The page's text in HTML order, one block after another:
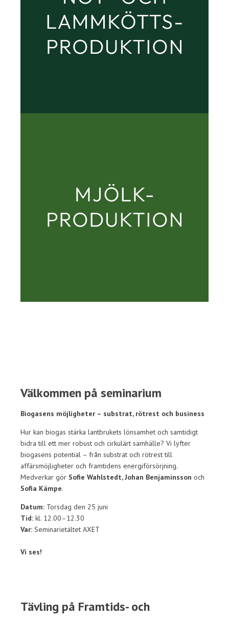
Välkommen på seminarium
Biogasens möjligheter – substrat, rötrest och business
Hur kan biogas stärka lantbrukets lönsamhet och samtidigt
bidra till ett mer robust och cirkulärt samhälle? Vi lyfter
biogasens potential – från substrat och rötrest till
affärsmöjligheter och framtidens energiförsörjning.
Medverkar gör Sofie Wahlstedt, Johan Benjaminsson och
Sofia Kämpe.
Datum: Torsdag den 25 juni
Tid: kl. 12.00–12.30
Var: Seminarietältet AXET
Vi ses!
Tävling på Framtids- och